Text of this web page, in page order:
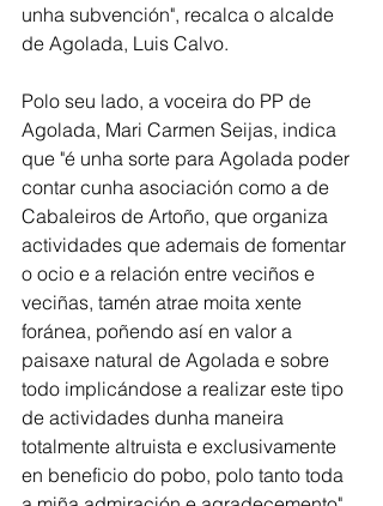
unha subvención", recalca o alcalde
de Agolada, Luis Calvo.
Polo seu lado, a voceira do PP de
Agolada, Mari Carmen Seijas, indica
que "é unha sorte para Agolada poder
contar cunha asociación como a de
Cabaleiros de Artoño, que organiza
actividades que ademais de fomentar
o ocio e a relación entre veciños e
veciñas, tamén atrae moita xente
foránea, poñendo así en valor a
paisaxe natural de Agolada e sobre
todo implicándose a realizar este tipo
de actividades dunha maneira
totalmente altruista e exclusivamente
en beneficio do pobo, polo tanto toda